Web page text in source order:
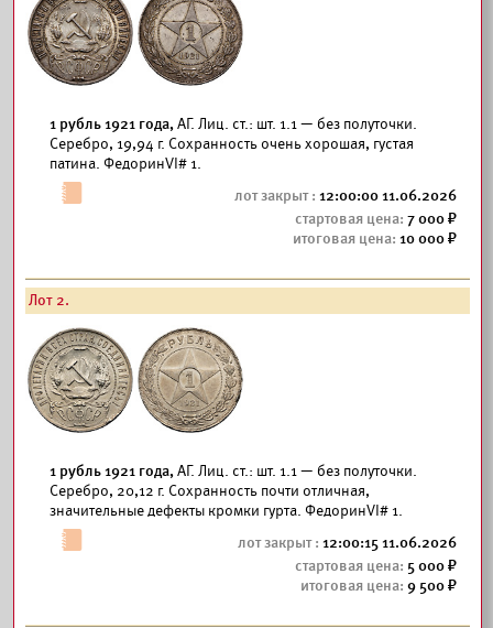
1 рубль 1921 года,АГ. Лиц. ст.: шт. 1.1 — без полуточки.
Серебро, 19,94 г. Сохранность очень хорошая, густая
патина. ФедоринVI# 1.
12:00:00 11.06.2026
7 000
10 000
Лот 2.
1 рубль 1921 года,АГ. Лиц. ст.: шт. 1.1 — без полуточки.
Серебро, 20,12 г. Сохранность почти отличная,
значительные дефекты кромки гурта. ФедоринVI# 1.
12:00:15 11.06.2026
5 000
9 500